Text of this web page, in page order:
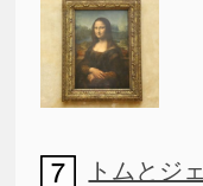
トムとジ